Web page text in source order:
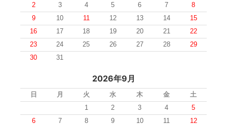
2
3 4 5 6 7
8
9
10 11 12 13 14
15
16
17 18 19 20 21
22
23
24 25 26 27 28
29
30
31
2026年9月
日 月 火 水 木 金
土
1
2 3 4
5
6
7 8 9 10 11
12